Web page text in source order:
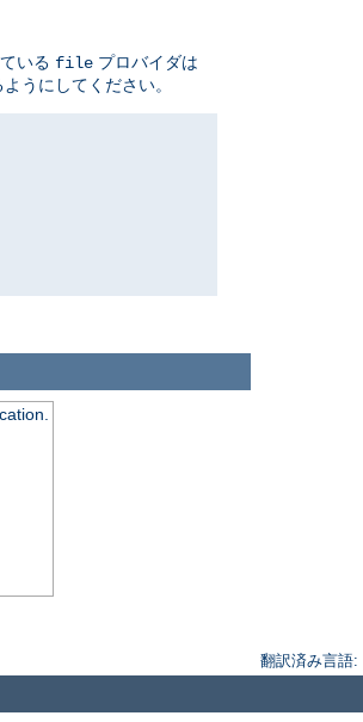
いる file プロバイダは
うにしてください。
翻訳済み言語: